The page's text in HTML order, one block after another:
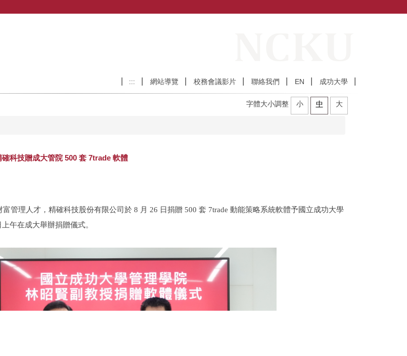
:::
網站導覽 校務會議影片 聯絡我們 EN 成功大學
科技贈成大管院 500 套 7trade 軟體
字體大小調整 小 中 大
管理人才，精確科技股份有限公司於 8 月 26 日捐贈 500 套 7trade 動能策略系統軟體予國立成功大學
午在成大舉辦捐贈儀式。